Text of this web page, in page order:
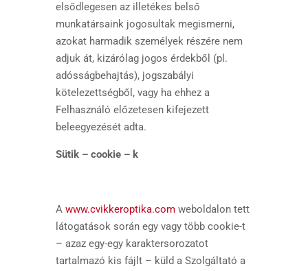
elsődlegesen az illetékes belső
munkatársaink jogosultak megismerni,
azokat harmadik személyek részére nem
adjuk át, kizárólag jogos érdekből (pl.
adósságbehajtás), jogszabályi
kötelezettségből, vagy ha ehhez a
Felhasználó előzetesen kifejezett
beleegyezését adta.
Sütik – cookie – k
A www.cvikkeroptika.comweboldalon tett
látogatások során egy vagy több cookie-t
– azaz egy-egy karaktersorozatot
tartalmazó kis fájlt – küld a Szolgáltató a